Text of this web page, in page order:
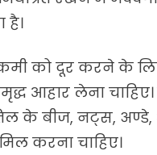
है।
कमी को दूर करने के
आहार लेना
के बीज, नट्स,
करना चाहिए।